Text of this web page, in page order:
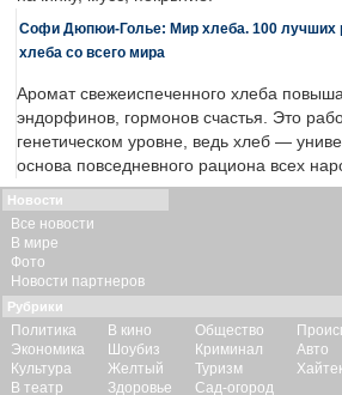
Софи Дюпюи-Голье: Мир хлеба. 100 лучших
хлеба со всего мира
Аромат свежеиспеченного хлеба
эндорфинов, гормонов счастья. Это
генетическом уровне, ведь хлеб —
основа повседневного рациона всех
Новости
Все новости
В мире
Фото
Новости партнеров
Рубрики
Политика
Экономика
Культура
В театр
В кино
Шоубиз
Желтый
Здоровье
Общество
Криминал
Туризм
Сад-огород
Авто